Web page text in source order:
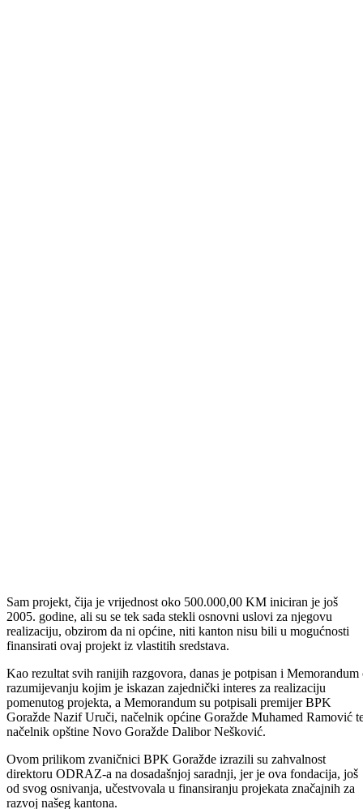
Sam projekt, čija je vrijednost oko 500.000,00 KM iniciran je još
realizaciju, obzirom da ni općine, niti kanton nisu bili u mogućnosti
finansirati ovaj projekt iz vlastitih sredstava.
Kao rezultat svih ranijih razgovora, danas je potpisan i Memorandum
razumijevanju kojim je iskazan zajednički interes za realizaciju
Goražde Nazif Uruči, načelnik općine Goražde Muhamed Ramović
načelnik opštine Novo Goražde Dalibor Nešković.
Ovom prilikom zvaničnici BPK Goražde izrazili su zahvalnost